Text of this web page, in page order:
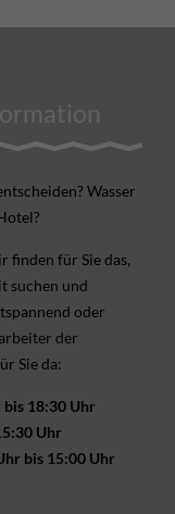
Wasser
finden für Sie das,
suchen und
oder
der
Sie da:
bis 18:30 Uhr
Uhr
bis 15:00 Uhr